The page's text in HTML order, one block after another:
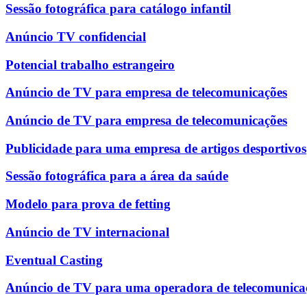
Sessão fotográfica para catálogo infantil
Anúncio TV confidencial
Potencial trabalho estrangeiro
Anúncio de TV para empresa de telecomunicações
Anúncio de TV para empresa de telecomunicações
Publicidade para uma empresa de artigos desportivos
Sessão fotográfica para a área da saúde
Modelo para prova de fetting
Anúncio de TV internacional
Eventual Casting
Anúncio de TV para uma operadora de